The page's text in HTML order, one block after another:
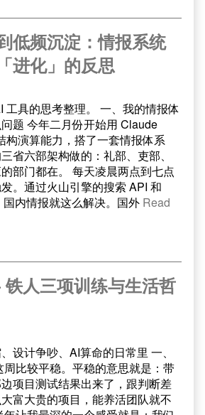
低频沉淀：情报系统
进化」的反思
工具的思考整理。 一、我的情报体
题 今年二月份开始用 Claude
构演算能力，搭了一套情报体系
六部架构做的：礼部、吏部、
部门都在。 每天凌晨两点到七点
。通过火山引擎的搜索 API 和
内情报就这么解决。国外 Read
人三项训练与生活哲
计争吵、AI算命的日常里 一、
比较平稳。平稳的意思就是：带
项目测试结果出来了，跟判断差
富大贵的项目，能养活团队就不